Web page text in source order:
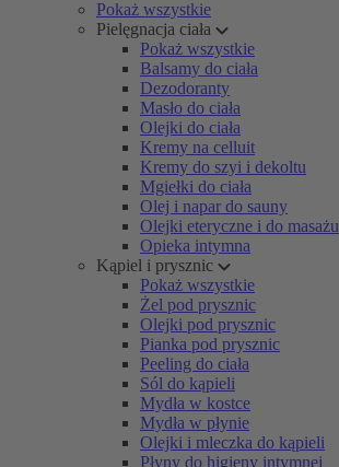
Pokaż wszystkie
Pielęgnacja ciała
Pokaż wszystkie
Balsamy do ciała
Dezodoranty
Masło do ciała
Olejki do ciała
Kremy na celluit
Kremy do szyi i dekoltu
Mgiełki do ciała
Olej i napar do sauny
Olejki eteryczne i do masażu
Opieka intymna
Kąpiel i prysznic
Pokaż wszystkie
Żel pod prysznic
Olejki pod prysznic
Pianka pod prysznic
Peeling do ciała
Sól do kąpieli
Mydła w kostce
Mydła w płynie
Olejki i mleczka do kąpieli
Płyny do higieny intymnej